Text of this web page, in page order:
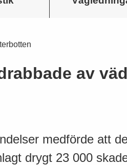
av
medförde att
drygt 23 000